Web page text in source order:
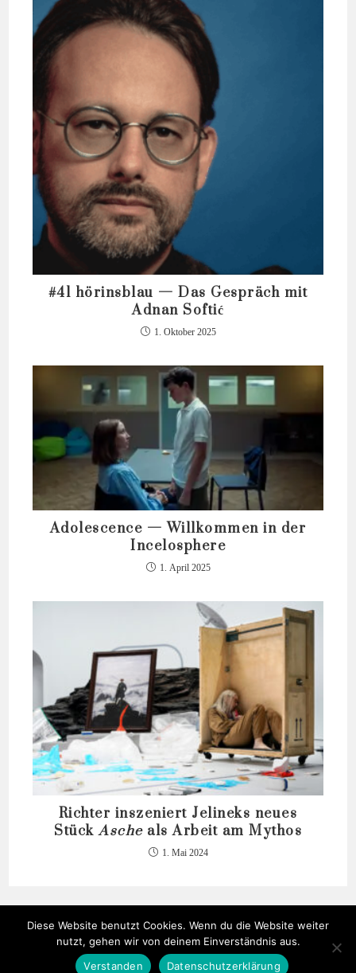
#41 hörinsblau — Das Gespräch mit
Adnan Softić
1. Oktober 2025
Adolescence — Willkommen in der
Incelosphere
1. April 2025
Richter inszeniert Jelineks neues
StückAscheals Arbeit am Mythos
1. Mai 2024
Diese Website benutzt Cookies. Wenn du die Website weiter
nutzt, gehen wir von deinem Einverständnis aus.
Verstanden
Datenschutzerklärung